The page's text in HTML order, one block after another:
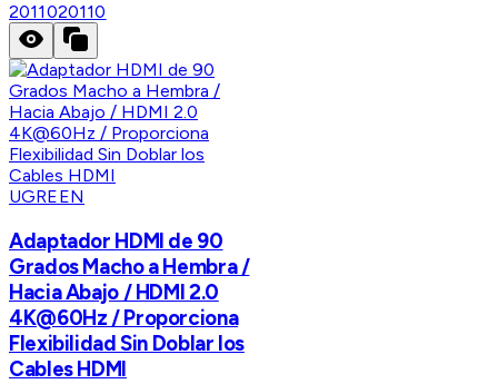
2011020110
UGREEN
Adaptador HDMI de 90
Grados Macho a Hembra /
Hacia Abajo / HDMI 2.0
4K@60Hz / Proporciona
Flexibilidad Sin Doblar los
Cables HDMI